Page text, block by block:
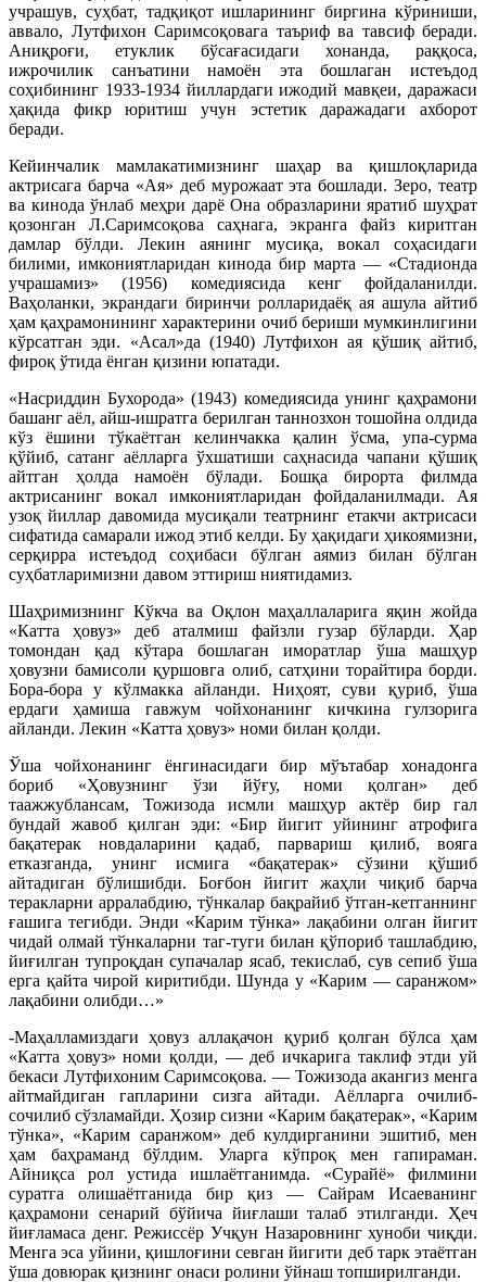
учрашув, суҳбат, тадқиқот ишларининг биргина кўриниши,
аввало, Лутфихон Саримсоқовага таъриф ва тавсиф беради.
Аниқроғи, етуклик бўсағасидаги хонанда, раққоса,
ижрочилик санъатини намоён эта бошлаган истеъдод
соҳибининг 1933-1934 йиллардаги ижодий мавқеи, даражаси
ҳақида фикр юритиш учун эстетик даражадаги ахборот
беради.
Кейинчалик мамлакатимизнинг шаҳар ва қишлоқларида
актрисага барча «Ая» деб мурожаат эта бошлади. Зеро, театр
ва кинода ўнлаб меҳри дарё Она образларини яратиб шуҳрат
қозонган Л.Саримсоқова саҳнага, экранга файз киритган
дамлар бўлди. Лекин аянинг мусиқа, вокал соҳасидаги
билими, имкониятларидан кинода бир марта — «Стадионда
учрашамиз» (1956) комедиясида кенг фойдаланилди.
Ваҳоланки, экрандаги биринчи ролларидаёқ ая ашула айтиб
ҳам қаҳрамонининг характерини очиб бериши мумкинлигини
кўрсатган эди. «Асал»да (1940) Лутфихон ая қўшиқ айтиб,
фироқ ўтида ёнган қизини юпатади.
«Насриддин Бухорода» (1943) комедиясида унинг қаҳрамони
башанг аёл, айш-ишратга берилган таннозхон тошойна олдида
кўз ёшини тўкаётган келинчакка қалин ўсма, упа-сурма
қўйиб, сатанг аёлларга ўхшатиши саҳнасида чапани қўшиқ
айтган ҳолда намоён бўлади. Бошқа бирорта филмда
актрисанинг вокал имкониятларидан фойдаланилмади. Ая
узоқ йиллар давомида мусиқали театрнинг етакчи актрисаси
сифатида самарали ижод этиб келди. Бу ҳақидаги ҳикоямизни,
серқирра истеъдод соҳибаси бўлган аямиз билан бўлган
суҳбатларимизни давом эттириш ниятидамиз.
Шаҳримизнинг Кўкча ва Оқлон маҳаллаларига яқин жойда
«Катта ҳовуз» деб аталмиш файзли гузар бўларди. Ҳар
томондан қад кўтара бошлаган иморатлар ўша машҳур
ҳовузни бамисоли қуршовга олиб, сатҳини торайтира борди.
Бора-бора у кўлмакка айланди. Ниҳоят, суви қуриб, ўша
ердаги ҳамиша гавжум чойхонанинг кичкина гулзорига
айланди. Лекин «Катта ҳовуз» номи билан қолди.
Ўша чойхонанинг ёнгинасидаги бир мўътабар хонадонга
бориб «Ҳовузнинг ўзи йўғу, номи қолган» деб
таажжублансам, Тожизода исмли машҳур актёр бир гал
бундай жавоб қилган эди: «Бир йигит уйининг атрофига
бақатерак новдаларини қадаб, парвариш қилиб, вояга
етказганда, унинг исмига «бақатерак» сўзини қўшиб
айтадиган бўлишибди. Боғбон йигит жаҳли чиқиб барча
теракларни арралабдию, тўнкалар бақрайиб ўтган-кетганнинг
ғашига тегибди. Энди «Карим тўнка» лақабини олган йигит
чидай олмай тўнкаларни таг-туги билан қўпориб ташлабдию,
йиғилган тупроқдан супачалар ясаб, текислаб, сув сепиб ўша
ерга қайта чирой киритибди. Шунда у «Карим — саранжом»
лақабини олибди…»
-Маҳалламиздаги ҳовуз аллақачон қуриб қолган бўлса ҳам
«Катта ҳовуз» номи қолди, — деб ичкарига таклиф этди уй
бекаси Лутфихоним Саримсоқова. — Тожизода акангиз менга
айтмайдиган гапларини сизга айтади. Аёлларга очилиб-
сочилиб сўзламайди. Ҳозир сизни «Карим бақатерак», «Карим
тўнка», «Карим саранжом» деб кулдирганини эшитиб, мен
ҳам баҳраманд бўлдим. Уларга кўпроқ мен гапираман.
Айниқса рол устида ишлаётганимда. «Сурайё» филмини
суратга олишаётганида бир қиз — Сайрам Исаеванинг
қаҳрамони сенарий бўйича йиғлаши талаб этилганди. Ҳеч
йиғламаса денг. Режиссёр Учқун Назаровнинг хуноби чиқди.
Менга эса уйини, қишлоғини севган йигити деб тарк этаётган
ўша довюрак қизнинг онаси ролини ўйнаш топширилганди.